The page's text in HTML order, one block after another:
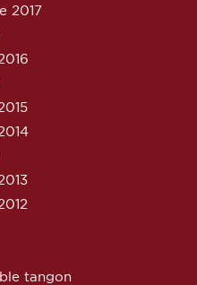
2017
tangon